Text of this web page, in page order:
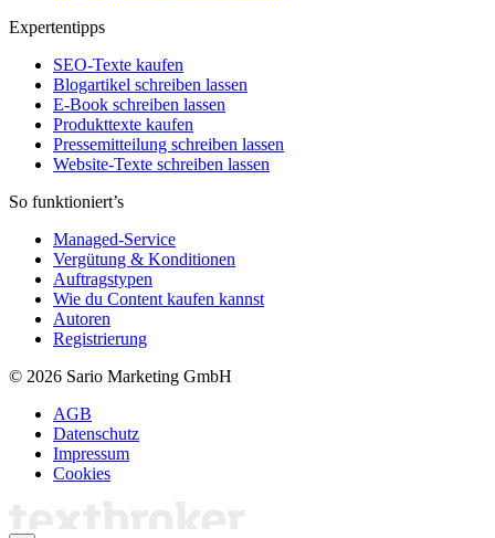
Expertentipps
SEO-Texte kaufen
Blogartikel schreiben lassen
E-Book schreiben lassen
Produkttexte kaufen
Pressemitteilung schreiben lassen
Website-Texte schreiben lassen
So funktioniert’s
Managed-Service
Vergütung & Konditionen
Auftragstypen
Wie du Content kaufen kannst
Autoren
Registrierung
© 2026 Sario Marketing GmbH
AGB
Datenschutz
Impressum
Cookies